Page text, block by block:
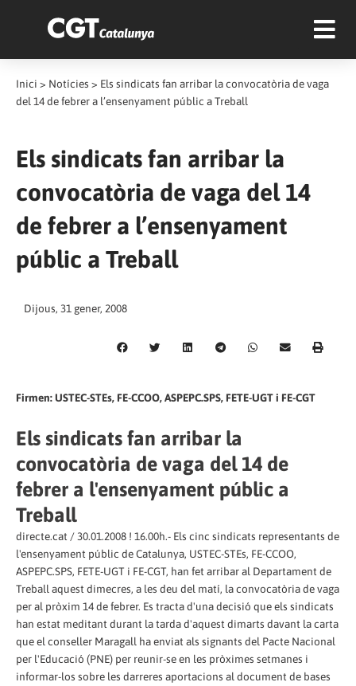
Inici > Notícies > Els sindicats fan arribar la convocatòria de vaga
del 14 de febrer a l’ensenyament públic a Treball
Els sindicats fan arribar la
convocatòria de vaga del 14
de febrer a l’ensenyament
públic a Treball
Dijous, 31 gener, 2008
Firmen: USTEC-STEs, FE-CCOO, ASPEPC.SPS, FETE-UGT i FE-CGT
Els sindicats fan arribar la
convocatòria de vaga del 14 de
febrer a l'ensenyament públic a
Treball
directe.cat / 30.01.2008 ! 16.00h.- Els cinc sindicats representants de
l'ensenyament públic de Catalunya, USTEC-STEs, FE-CCOO,
ASPEPC.SPS, FETE-UGT i FE-CGT, han fet arribar al Departament de
Treball aquest dimecres, a les deu del matí, la convocatòria de vaga
per al pròxim 14 de febrer. Es tracta d'una decisió que els sindicats
han estat meditant durant la tarda d'aquest dimarts davant la carta
que el conseller Maragall ha enviat als signants del Pacte Nacional
per l'Educació (PNE) per reunir-se en les pròximes setmanes i
informar-los sobre les darreres aportacions al document de bases